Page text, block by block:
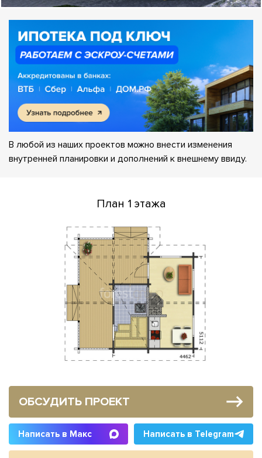
В любой из наших проектов можно внести изменения
внутренней планировки и дополнений к внешнему ввиду.
План 1 этажа
ОБСУДИТЬ ПРОЕКТ
Написать в Макс Написать в Telegram